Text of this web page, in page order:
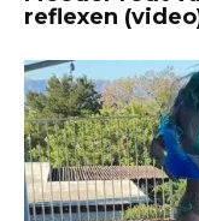
reflexen